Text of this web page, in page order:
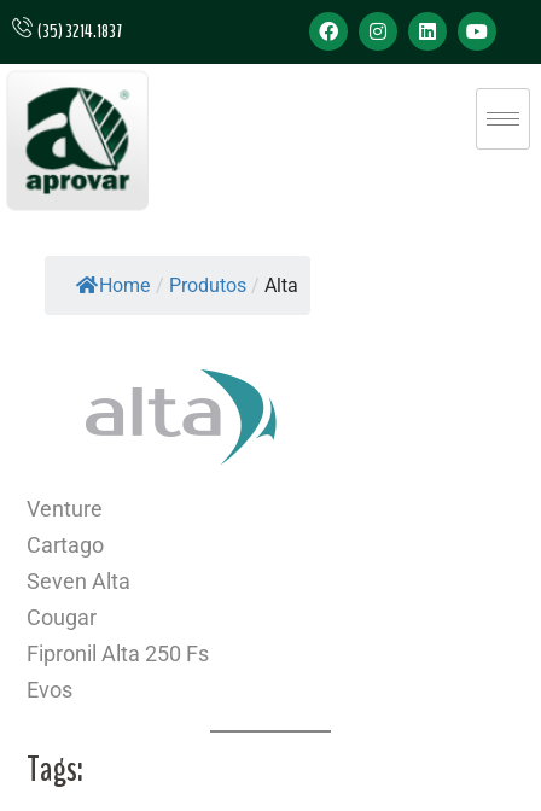
(35) 3214.1837
Home / Produtos / Alta
Venture
Cartago
Seven Alta
Cougar
Fipronil Alta 250 Fs
Evos
Tags: